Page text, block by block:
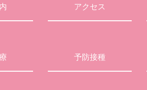
アクセス
予防接種